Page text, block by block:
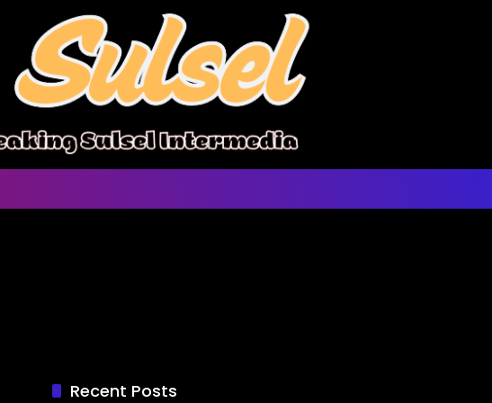
Recent Posts